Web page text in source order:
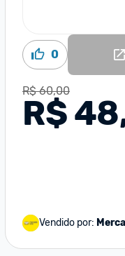
0
R$ 60,00
R$
Vendido por: